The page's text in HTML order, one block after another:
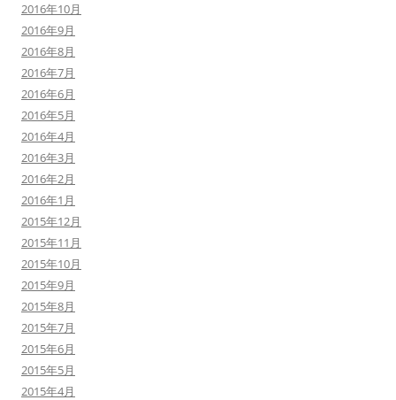
2016年10月
2016年9月
2016年8月
2016年7月
2016年6月
2016年5月
2016年4月
2016年3月
2016年2月
2016年1月
2015年12月
2015年11月
2015年10月
2015年9月
2015年8月
2015年7月
2015年6月
2015年5月
2015年4月